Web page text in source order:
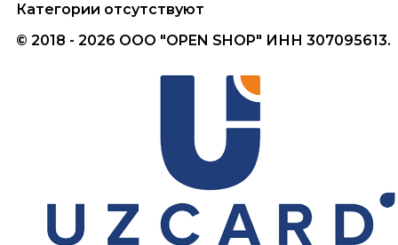
Категории отсутствуют
© 2018 - 2026 ООО "OPEN SHOP" ИНН 307095613.